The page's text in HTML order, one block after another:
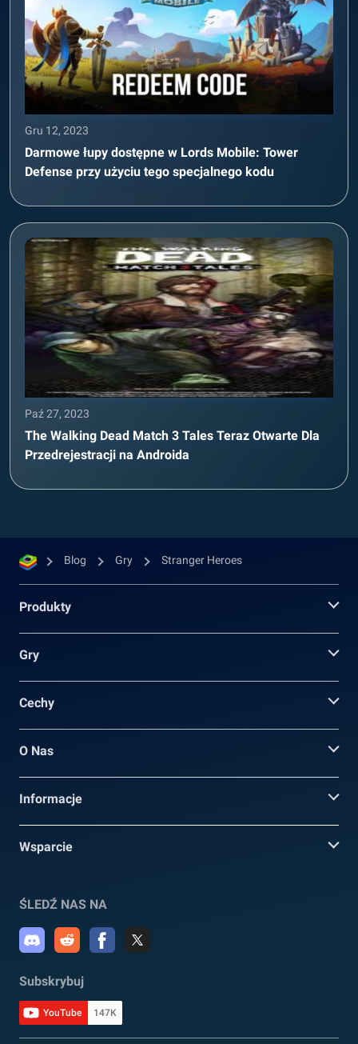
Gru 12, 2023
Darmowe łupy dostępne w Lords Mobile: Tower
Defense przy użyciu tego specjalnego kodu
Paź 27, 2023
The Walking Dead Match 3 Tales Teraz Otwarte Dla
Przedrejestracji na Androida
Blog Gry Stranger Heroes
Produkty
Gry
Cechy
O Nas
Informacje
Wsparcie
ŚLEDŹ NAS NA
Subskrybuj
YouTube 147K